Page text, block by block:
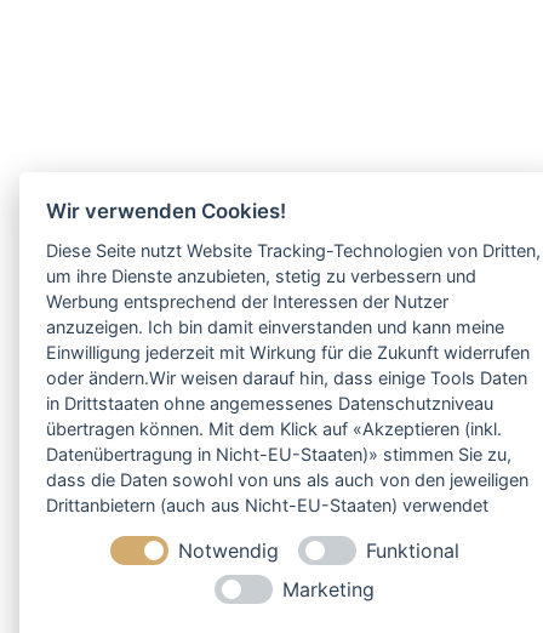
Wir verwenden Cookies!
Diese Seite nutzt Website Tracking-Technologien von Dritten,
um ihre Dienste anzubieten, stetig zu verbessern und
Werbung entsprechend der Interessen der Nutzer
anzuzeigen. Ich bin damit einverstanden und kann meine
Einwilligung jederzeit mit Wirkung für die Zukunft widerrufen
oder ändern.Wir weisen darauf hin, dass einige Tools Daten
in Drittstaaten ohne angemessenes Datenschutzniveau
übertragen können. Mit dem Klick auf «Akzeptieren (inkl.
Datenübertragung in Nicht-EU-Staaten)» stimmen Sie zu,
dass die Daten sowohl von uns als auch von den jeweiligen
Drittanbietern (auch aus Nicht-EU-Staaten) verwendet
selbstverständlich jederzeit ändern.
Notwendig
Funktional
Marketing